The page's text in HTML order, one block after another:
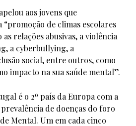
aos jovens que
de climas escolares
relações abusivas, a violência
a cyberbullying, a
social, entre outros, como
impacto na sua saúde mental”.
é o 2º país da Europa com a
de doenças do foro
Mental. Um em cada cinco